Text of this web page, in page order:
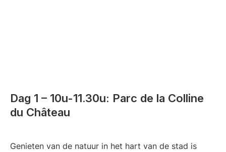
Dag 1 – 10u-11.30u: Parc de la Colline
du Château
Genieten van de natuur in het hart van de stad is